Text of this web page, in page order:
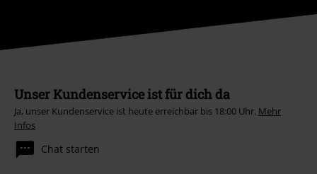
Unser Kundenservice ist für dich da
Ja, unser Kundenservice ist heute erreichbar bis 18:00 Uhr. Mehr
Infos
Chat starten